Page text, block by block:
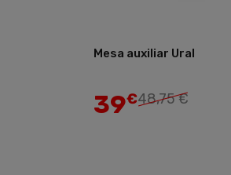
Mesa auxiliar Ural
39€48,75 €